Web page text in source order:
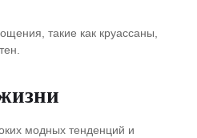
такие как круассаны,
модных тенденций и